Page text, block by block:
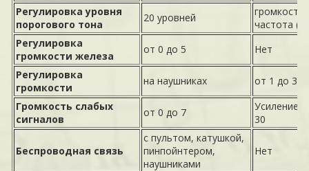
Регулировка уровня
порогового тона
20 уровней
громкость
частота
Регулировка
громкости железа
от 0 до 5
Нет
Регулировка
громкости
на наушниках
от 1 до 30
Громкость слабых
сигналов
от 0 до 7
Усиление
30
Беспроводная связь
с пультом, катушкой,
пинпойнтером,
наушниками
Нет